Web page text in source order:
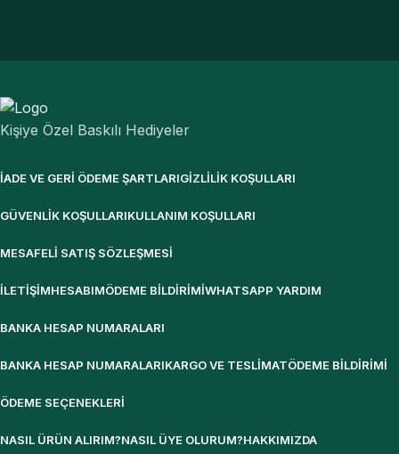
Kişiye Özel Baskılı Hediyeler
İADE VE GERI ÖDEME ŞARTLARIGIZLILIK KOŞULLARI
GÜVENLIK KOŞULLARIKULLANIM KOŞULLARI
MESAFELI SATIŞ SÖZLEŞMESI
İLETIŞIMHESABIMÖDEME BILDIRIMIWHATSAPP YARDIM
BANKA HESAP NUMARALARI
BANKA HESAP NUMARALARIKARGO VE TESLIMATÖDEME BILDIRIMI
ÖDEME SEÇENEKLERI
NASIL ÜRÜN ALIRIM?NASIL ÜYE OLURUM?HAKKIMIZDA